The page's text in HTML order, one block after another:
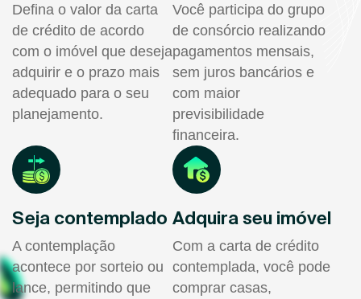
Defina o valor da carta
de crédito de acordo
com o imóvel que deseja
adquirir e o prazo mais
adequado para o seu
planejamento.
Você participa do grupo
de consórcio realizando
pagamentos mensais,
sem juros bancários e
com maior
previsibilidade
financeira.
Seja contemplado
A contemplação
acontece por sorteio ou
lance, permitindo que
Adquira seu imóvel
Com a carta de crédito
contemplada, você pode
comprar casas,